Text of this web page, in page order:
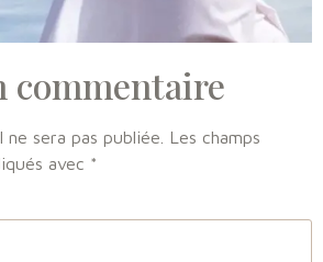
commentaire
sera pas publiée. Les champs
avec *